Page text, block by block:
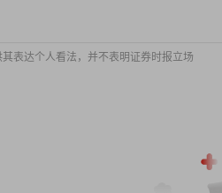
表达个人看法，并不表明证券时报立场